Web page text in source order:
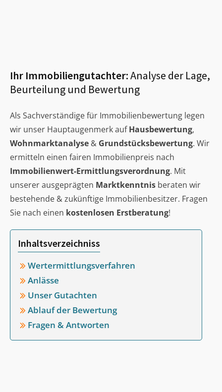
Ihr Immobiliengutachter:Analyse der Lage,
Beurteilung und Bewertung
Als Sachverständige für Immobilienbewertung legen
wir unser Hauptaugenmerk aufHausbewertung,
Wohnmarktanalyse & Grundstücksbewertung. Wir
ermitteln einen fairen Immobilienpreis nach
Immobilienwert-Ermittlungsverordnung. Mit
unserer ausgeprägten Marktkenntnis beraten wir
bestehende & zukünftige Immobilienbesitzer. Fragen
Sie nach einen kostenlosen Erstberatung!
Inhaltsverzeichniss
Wertermittlungsverfahren
Anlässe
Unser Gutachten
Ablauf der Bewertung
Fragen & Antworten